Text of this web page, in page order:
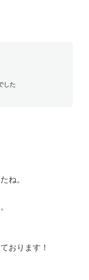
した
ね。
おります！